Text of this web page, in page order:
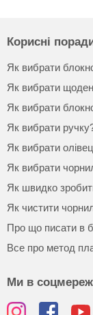
Корисні
Як вибрати
Як вибрати
Як вибрати
Як вибрати
Як вибрати
Як вибрати
Як швидко
Як чистити
Про що писати в
Все про метод
Ми в